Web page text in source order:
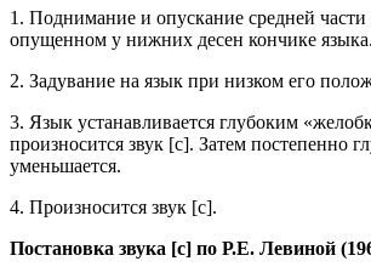
1. Поднимание и опускание средней
опущенном у нижних десен кончике языка.
2. Задувание на язык при низком его
3. Язык устанавливается глубоким
произносится звук [с]. Затем постепенно
уменьшается.
4. Произносится звук [с].
Постановка звука [с] по Р.Е. Левиной